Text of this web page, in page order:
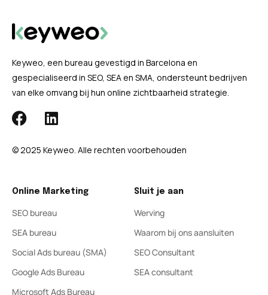
Keyweo, een bureau gevestigd in Barcelona en
gespecialiseerd in SEO, SEA en SMA, ondersteunt bedrijven
van elke omvang bij hun online zichtbaarheid strategie.
© 2025 Keyweo. Alle rechten voorbehouden
Online Marketing
SEO bureau
SEA bureau
Social Ads bureau (SMA)
Google Ads Bureau
Microsoft Ads Bureau
Sluit je aan
Werving
Waarom bij ons aansluiten
SEO Consultant
SEA consultant